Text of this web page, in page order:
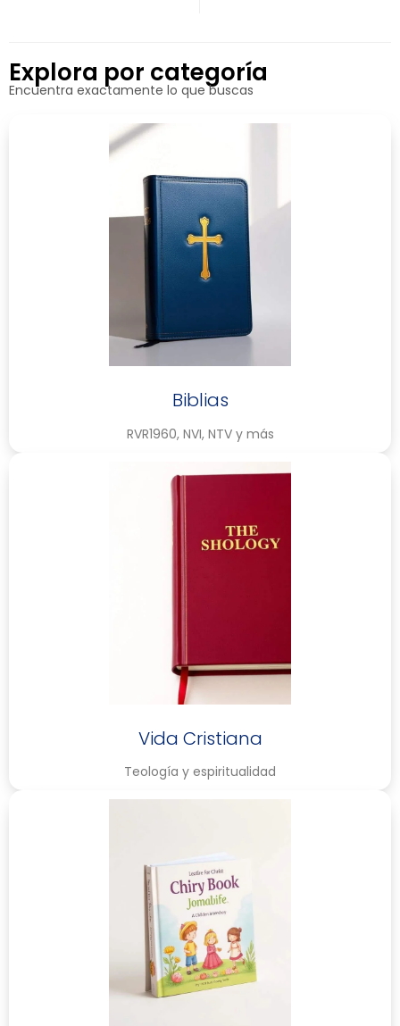
Explora por categoría
Encuentra exactamente lo que buscas
Biblias
RVR1960, NVI, NTV y más
Vida Cristiana
Teología y espiritualidad